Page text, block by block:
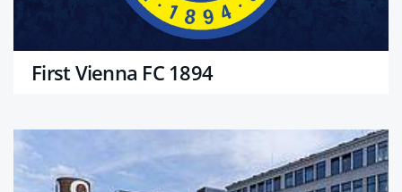
First Vienna FC 1894